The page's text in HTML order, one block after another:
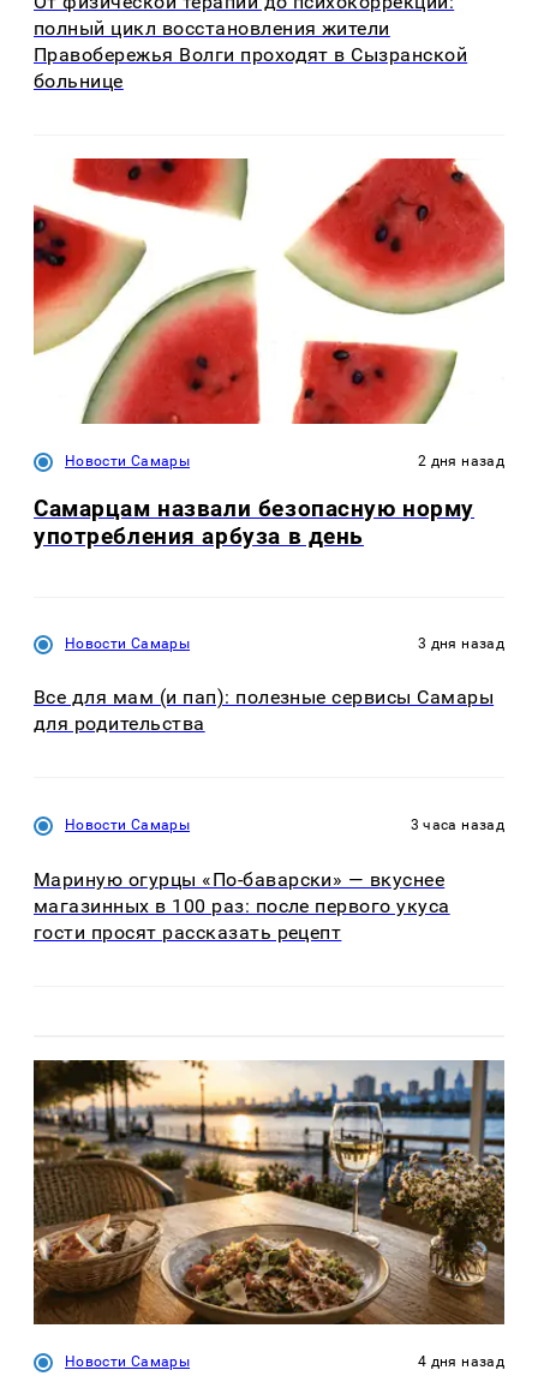
полный цикл восстановления жители
Правобережья Волги проходят в Сызранской
больнице
Новости Самары 2 дня назад
Самарцам назвали безопасную норму
употребления арбуза в день
Новости Самары 3 дня назад
Все для мам (и пап): полезные сервисы Самары
для родительства
Новости Самары 3 часа назад
Мариную огурцы «По-баварски» — вкуснее
магазинных в 100 раз: после первого укуса
гости просят рассказать рецепт
Новости Самары 4 дня назад